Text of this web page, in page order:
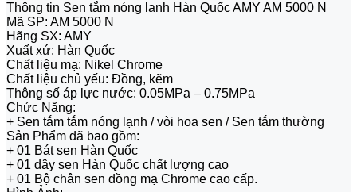
Thông tin Sen tắm nóng lạnh Hàn Quốc AMY AM 5000 N
Mã SP: AM 5000 N
Hãng SX: AMY
Xuất xứ: Hàn Quốc
Chất liệu mạ: Nikel Chrome
Chất liệu chủ yếu: Đồng, kẽm
Thông số áp lực nước: 0.05MPa – 0.75MPa
Chức Năng:
+ Sen tắm tắm nóng lạnh / vòi hoa sen / Sen tắm thường
Sản Phẩm đã bao gồm:
+ 01 Bát sen Hàn Quốc
+ 01 dây sen Hàn Quốc chất lượng cao
+ 01 Bộ chân sen đồng mạ Chrome cao cấp.